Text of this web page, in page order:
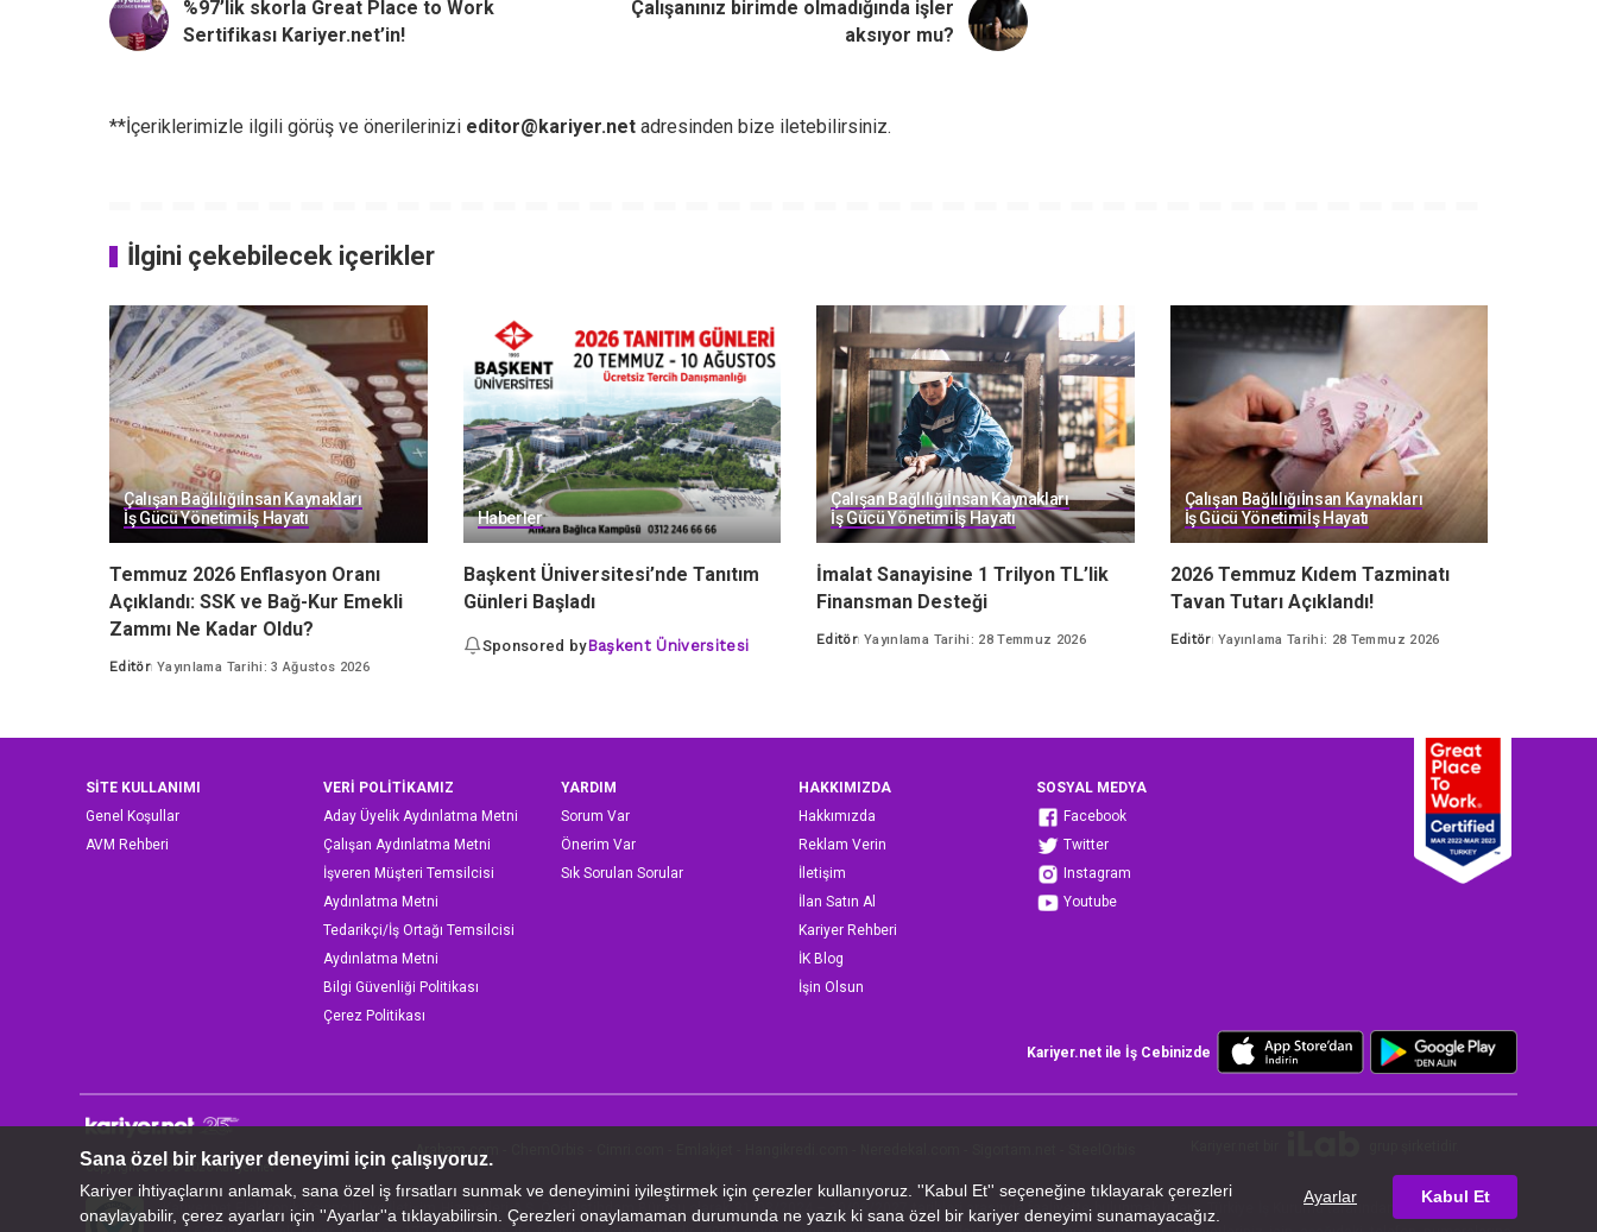
%97’lik skorla Great Place to Work
Sertifikası Kariyer.net’in!
Çalışanınız birimde olmadığında işler
aksıyor mu?
**İçeriklerimizle ilgili görüş ve önerilerinizi editor@kariyer.net adresinden bize iletebilirsiniz.
İlgini çekebilecek içerikler
Çalışan Bağlılığıİnsan Kaynakları
İş Gücü Yönetimiİş Hayatı
Temmuz 2026 Enflasyon Oranı
Açıklandı: SSK ve Bağ-Kur Emekli
Zammı Ne Kadar Oldu?
Posted
Editör Yayınlama Tarihi: 3 Ağustos 2026
Haberler
Başkent Üniversitesi’nde Tanıtım
Günleri Başladı
Sponsored byBaşkent Üniversitesi
Çalışan Bağlılığıİnsan Kaynakları
İş Gücü Yönetimiİş Hayatı
İmalat Sanayisine 1 Trilyon TL’lik
Finansman Desteği
Posted
Editör Yayınlama Tarihi: 28 Temmuz 2026
Çalışan Bağlılığıİnsan Kaynakları
İş Gücü Yönetimiİş Hayatı
2026 Temmuz Kıdem Tazminatı
Tavan Tutarı Açıklandı!
Posted
Editör Yayınlama Tarihi: 28 Temmuz 2026
SİTE KULLANIMI
Genel Koşullar
AVM Rehberi
VERİ POLİTİKAMIZ
Aday Üyelik Aydınlatma Metni
Çalışan Aydınlatma Metni
İşveren Müşteri Temsilcisi
Aydınlatma Metni
Tedarikçi/İş Ortağı Temsilcisi
Aydınlatma Metni
Bilgi Güvenliği Politikası
Çerez Politikası
YARDIM
Sorum Var
Önerim Var
Sık Sorulan Sorular
HAKKIMIZDA
Hakkımızda
Reklam Verin
İletişim
İlan Satın Al
Kariyer Rehberi
İK Blog
İşin Olsun
SOSYAL MEDYA
Facebook
Twitter
Instagram
Youtube
Kariyer.net ile İş Cebinizde
Copyright © 1999-2026 Kariyer.net
Arabam.com
Kariyer.net Elektronik Yayıncılık ve İletişim Hizmetleri A.Ş. Özel İstihdam Bürosu olarak 31/08/2024 – 30/08/2027 tarihleri arasında faaliyette bulunmak üzere, Türkiye İş Kurumu tarafından 26/07/2024 tarih